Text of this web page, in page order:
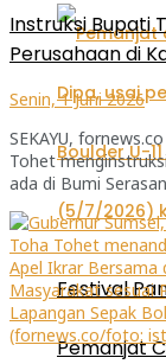
Festival
Pemanjat
Instruksi Bupati
Perusahaan di
Senin, 1 Juni 2026
SEKAYU,
Tohet
ada di Bumi